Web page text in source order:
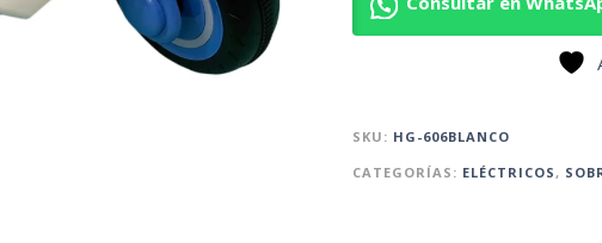
SKU: HG-606BLANCO
CATEGORÍAS: ELÉCTRICOS,